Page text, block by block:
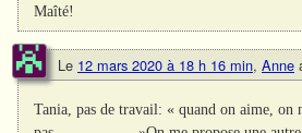
Maîté!
Le 12 mars 2020 à 18 h 16 min, Anne
Tania, pas de travail: « quand on aime, on